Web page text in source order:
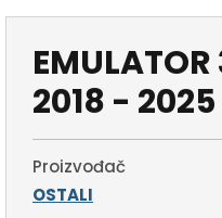
2018 - 2025
Proizvođač
OSTALI